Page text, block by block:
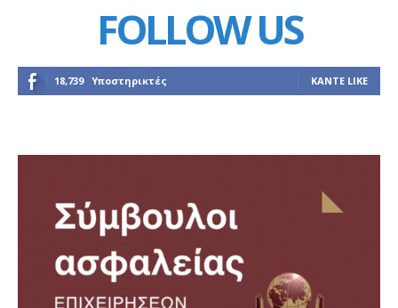
FOLLOW US
18,739 Υποστηρικτές ΚΆΝΤΕ LIKE